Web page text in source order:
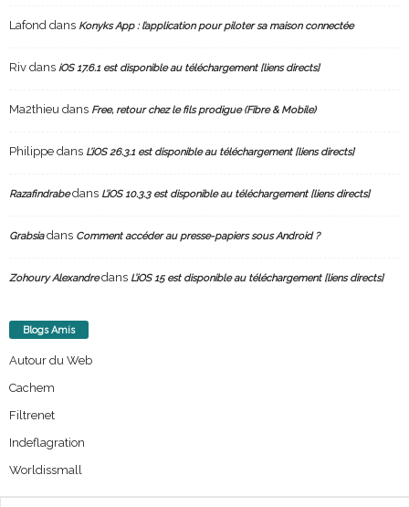
Lafond dans Konyks App : l’application pour piloter sa maison connectée
Riv dans iOS 17.6.1 est disponible au téléchargement [liens directs]
Ma2thieu dans Free, retour chez le fils prodigue (Fibre & Mobile)
Philippe dans L’iOS 26.3.1 est disponible au téléchargement [liens directs]
Razafindrabedans L’iOS 10.3.3 est disponible au téléchargement [liens directs]
Grabsiadans Comment accéder au presse-papiers sous Android ?
Zohoury Alexandredans L’iOS 15 est disponible au téléchargement [liens directs]
Blogs Amis
Autour du Web
Cachem
Filtrenet
Indeflagration
Worldissmall